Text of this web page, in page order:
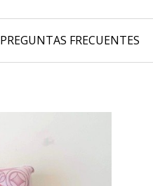
PREGUNTAS FRECUENTES